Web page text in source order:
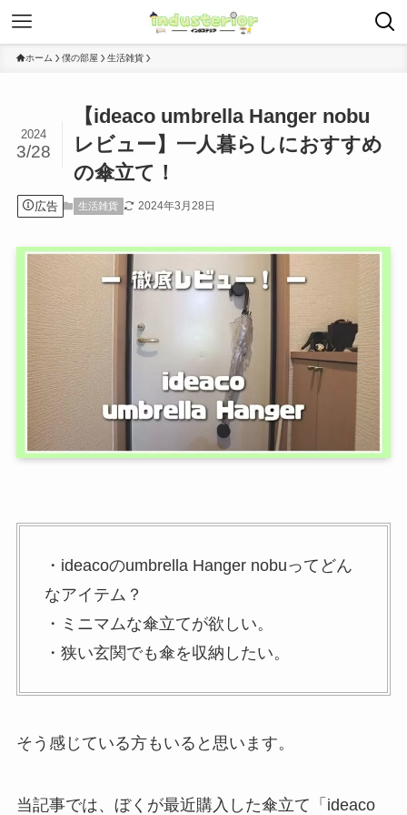
ホーム 僕の部屋 生活雑貨
【ideaco umbrella Hanger nobu
レビュー】一人暮らしにおすすめ
の傘立て！
2024
3/28
広告 生活雑貨 2024年3月28日
・ideacoのumbrella Hanger nobuってどん
なアイテム？
・ミニマムな傘立てが欲しい。
・狭い玄関でも傘を収納したい。
そう感じている方もいると思います。
当記事では、ぼくが最近購入した傘立て「ideaco